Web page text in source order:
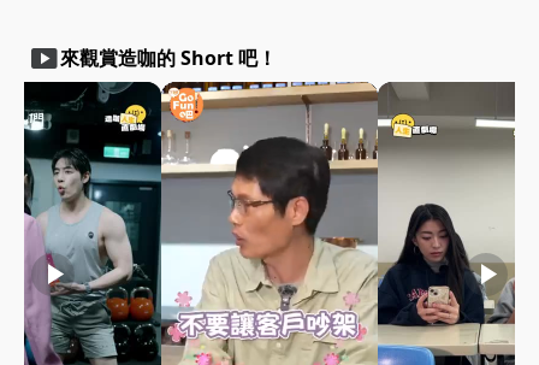
smart_display來觀賞造咖的 Short 吧！
play_arrow play_arrow play_arrow